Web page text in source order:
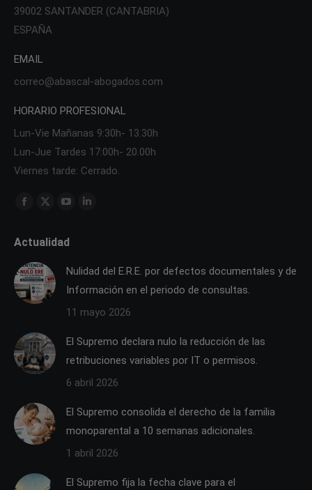
39002 SANTANDER (CANTABRIA)
ESPAÑA
EMAIL
correo@abascal-abogados.com
HORARIO PROFESIONAL
Lun-Vie Mañanas 9:30h- 13.30h
Lun-Jue Tardes 17:00h- 20.00h
Viernes tarde: Cerrado.
Find us on:
Facebook
opens
in
new
window
X
opens
in
new
window
opens
in
in
Actualidad
Nulidad del E.R.E. por defectos documentales y de
Información en el periodo de consultas.
11 mayo 2026
El Supremo declara nulo la reducción de las
retribuciones variables por IT o permisos.
6 abril 2026
El Supremo consolida el derecho de la familia
monoparental a 10 semanas adicionales.
1 abril 2026
El Supremo fija la fecha clave para el